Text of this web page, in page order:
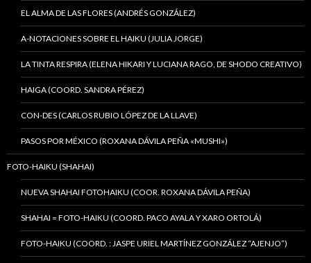
EL ALMA DE LAS FLORES (ANDRÉS GONZÁLEZ)
A-NOTACIONES SOBRE EL HAIKU (JULIA JORGE)
LA TINTA RESPIRA (ELENA HIKARI Y LUCIANA RAGO, DE SHODO CREATIVO)
HAIGA (COORD. SANDRA PÉREZ)
CON-DES (CARLOS RUBIO LÓPEZ DE LA LLAVE)
PASOS POR MÉXICO (ROXANA DÁVILA PEÑA «MUSHI»)
FOTO-HAIKU (SHAHAI)
NUEVA SHAHAI FOTOHAIKU (COOR. ROXANA DÁVILA PEÑA)
SHAHAI = FOTO-HAIKU (COORD. PACO AYALA Y XARO ORTOLÁ)
FOTO-HAIKU (COORD. : JASPE URIEL MARTÍNEZ GONZÁLEZ “AJENJO”)